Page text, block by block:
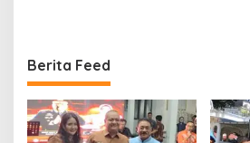
Berita Feed